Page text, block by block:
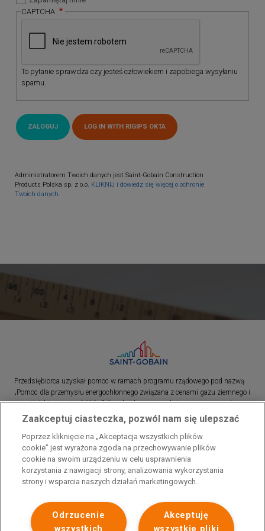
CAPTCHA
To pytanie sprawdza czy jesteś człowiekiem i zapobiega wysyłaniu
spamu.
Administratorem Twoich danych jest Saint-Gobain Construction
Products Polska sp. z o.o. KLIKNIJ i dowiedz się więcej o ochronie
Twoich danych.
Przedsiębiorca uzyskał pomoc w ramach programu rządowego pod nazwą
„Pomoc dla przemysłu energochłonnego związana z cenami gazu ziemnego i
energii elektrycznej w 2023 r.”. Przedsiębiorca uzyskał pomoc w ramach
programu rządowego pod nazwą: „Pomoc dla sektorów energochłonnych
związana z nagłymi wzrostami cen gazu ziemnego i energii elektrycznej w
2022 r.”
Zaakceptuj ciasteczka, pozwól nam się ulepszać
Poprzez kliknięcie na „Akceptacja wszystkich plików
cookie” jest wyrażona zgoda na przechowywanie plików
cookie na swoim urządzeniu w celu usprawnienia
korzystania z nawigacji strony, analizowania wykorzystania
strony i wsparcia naszych działań marketingowych.
Akceptuję
wszystkie pliki
Odrzucenie
wszystkich